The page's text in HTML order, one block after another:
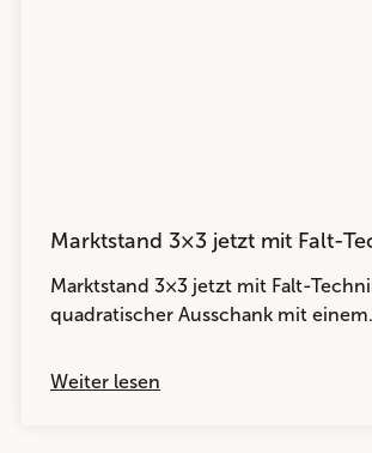
Marktstand 3×3 jetzt mit Falt-
Marktstand 3×3 jetzt mit Falt-
quadratischer Ausschank mit
Weiter lesen